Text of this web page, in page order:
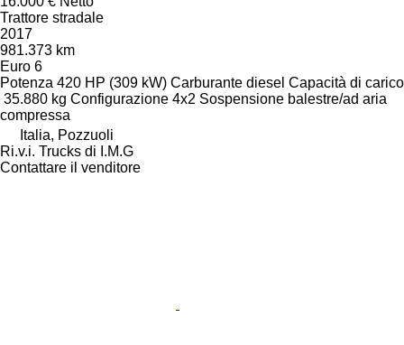
Trattore stradale
2017
981.373 km
Euro 6
Potenza 420 HP (309 kW) Carburante diesel Capacità di carico
35.880 kg Configurazione 4x2 Sospensione balestre/ad aria
compressa
Italia, Pozzuoli
Ri.v.i. Trucks di I.M.G
Contattare il venditore